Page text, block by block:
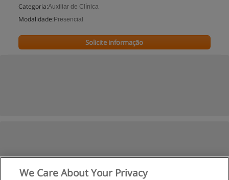
Categoria:Auxiliar de Clínica
Modalidade: Presencial
Solicite informação
We Care About Your Privacy